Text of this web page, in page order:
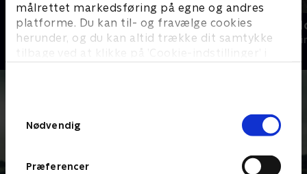
målrettet markedsføring på egne og andres
platforme. Du kan til- og fravælge cookies
herunder, og du kan altid trække dit samtykke
tilbage ved at klikke på ’Cookie-indstillinger’ i
Nødvendig
Præferencer
En sag for Frost
Krimi & Spænding • 9 sæsoner
Inspector
Krimi &